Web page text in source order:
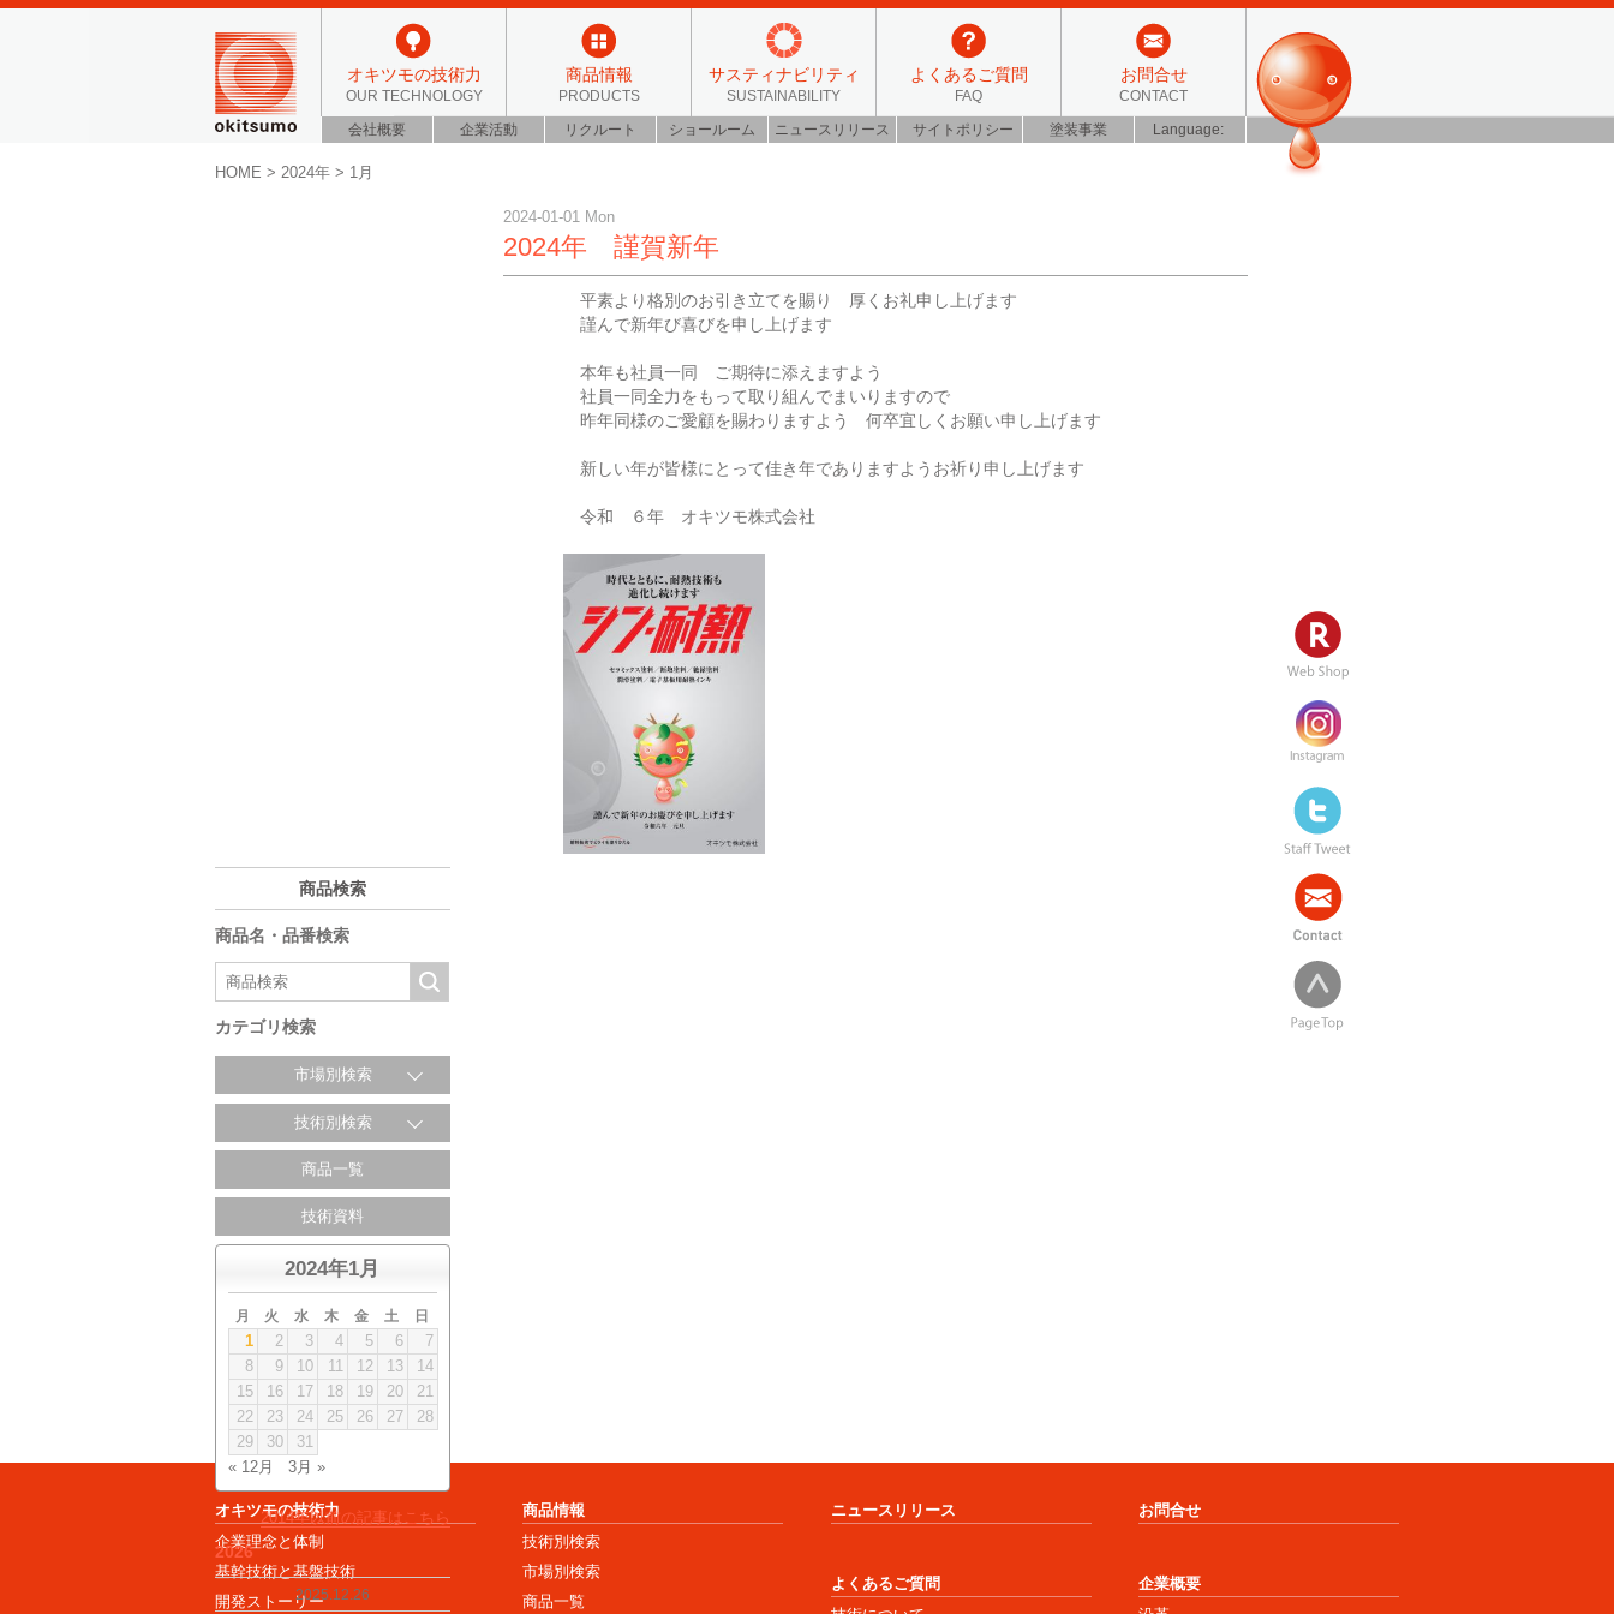
オキツモの技術力
OUR TECHNOLOGY
商品情報
PRODUCTS
サスティナビリティ
SUSTAINABILITY
よくあるご質問
FAQ
お問合せ
CONTACT
会社概要 企業活動 リクルート ショールーム ニュースリリース サイトポリシー 塗装事業 Language:
HOME > 2024年 > 1月
商品検索
商品名・品番検索
カテゴリ検索
市場別検索
技術別検索
商品一覧
技術資料
2024年1月
月 火 水 木 金 土 日
1 2 3 4 5 6
7
8
9 10 11 12 13
14
15
16 17 18 19 20
21
22
23 24 25 26 27
28
29
30
31
« 12月
3月 »
2014年以前の記事はこちら
2026
2025.12.26
2024-01-01 Mon
2024年 謹賀新年
平素より格別のお引き立てを賜り 厚くお礼申し上げます
謹んで新年び喜びを申し上げます
本年も社員一同 ご期待に添えますよう
社員一同全力をもって取り組んでまいりますので
昨年同様のご愛顧を賜わりますよう 何卒宜しくお願い申し上げます
新しい年が皆様にとって佳き年でありますようお祈り申し上げます
令和 ６年 オキツモ株式会社
オキツモの技術力
企業理念と体制
基幹技術と基盤技術
開発ストーリー
商品情報
技術別検索
市場別検索
商品一覧
ニュースリリース
よくあるご質問
お問合せ
企業概要